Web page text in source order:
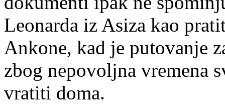
Leonarda iz Asiza kao
Ankone, kad je putovanje
zbog nepovoljna vremena
vratiti doma.